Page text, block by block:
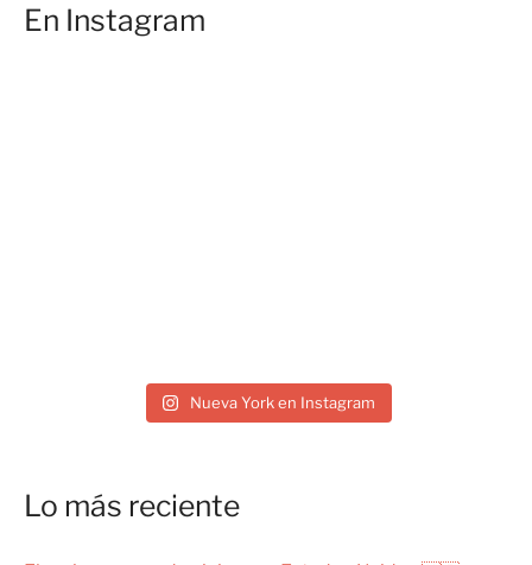
En Instagram
Nueva York en Instagram
Lo más reciente